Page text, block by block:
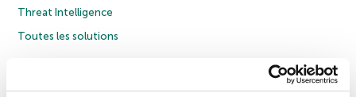
Threat Intelligence
Toutes les solutions
Politique de confidentialité